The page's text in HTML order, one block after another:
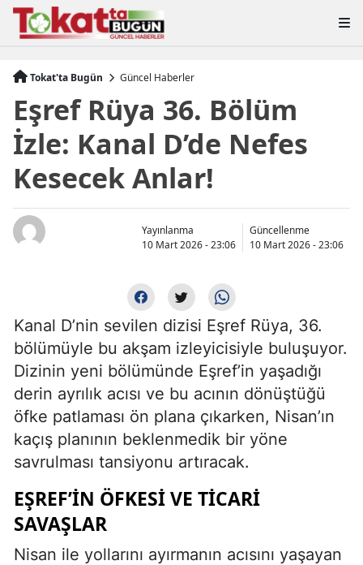
Tokat'ta Bugün Güncel Haberler
Eşref Rüya 36. Bölüm
İzle: Kanal D’de Nefes
Kesecek Anlar!
Yayınlanma
10 Mart 2026 - 23:06
Güncellenme
10 Mart 2026 - 23:06
Kanal D’nin sevilen dizisi Eşref Rüya, 36.
bölümüyle bu akşam izleyicisiyle buluşuyor.
Dizinin yeni bölümünde Eşref’in yaşadığı
derin ayrılık acısı ve bu acının dönüştüğü
öfke patlaması ön plana çıkarken, Nisan’ın
kaçış planının beklenmedik bir yöne
savrulması tansiyonu artıracak.
EŞREF’IN ÖFKESI VE TICARI
SAVAŞLAR
Nisan ile yollarını ayırmanın acısını yaşayan